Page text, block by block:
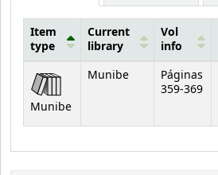
Holdings
Item
type
Current
library
Vol
info
Munibe
Munibe
Páginas
359-369